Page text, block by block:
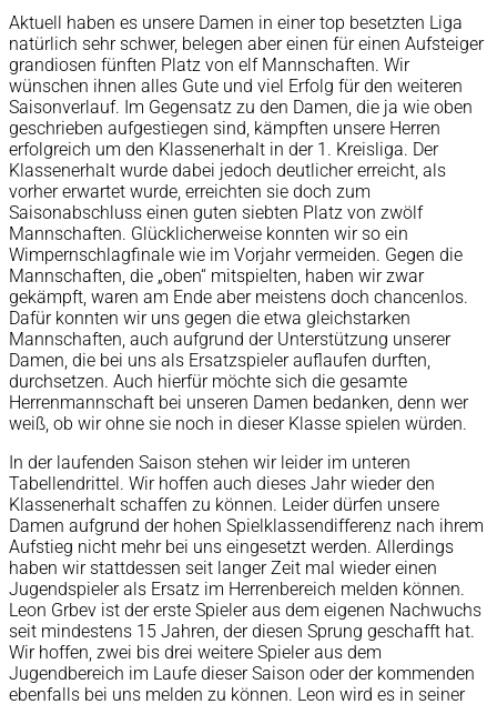
Aktuell haben es unsere Damen in einer top besetzten Liga
natürlich sehr schwer, belegen aber einen für einen Aufsteiger
grandiosen fünften Platz von elf Mannschaften. Wir
wünschen ihnen alles Gute und viel Erfolg für den weiteren
Saisonverlauf. Im Gegensatz zu den Damen, die ja wie oben
geschrieben aufgestiegen sind, kämpften unsere Herren
erfolgreich um den Klassenerhalt in der 1. Kreisliga. Der
Klassenerhalt wurde dabei jedoch deutlicher erreicht, als
vorher erwartet wurde, erreichten sie doch zum
Saisonabschluss einen guten siebten Platz von zwölf
Mannschaften. Glücklicherweise konnten wir so ein
Wimpernschlagfinale wie im Vorjahr vermeiden. Gegen die
Mannschaften, die „oben“ mitspielten, haben wir zwar
gekämpft, waren am Ende aber meistens doch chancenlos.
Dafür konnten wir uns gegen die etwa gleichstarken
Mannschaften, auch aufgrund der Unterstützung unserer
Damen, die bei uns als Ersatzspieler auflaufen durften,
durchsetzen. Auch hierfür möchte sich die gesamte
Herrenmannschaft bei unseren Damen bedanken, denn wer
weiß, ob wir ohne sie noch in dieser Klasse spielen würden.
In der laufenden Saison stehen wir leider im unteren
Tabellendrittel. Wir hoffen auch dieses Jahr wieder den
Klassenerhalt schaffen zu können. Leider dürfen unsere
Damen aufgrund der hohen Spielklassendifferenz nach ihrem
Aufstieg nicht mehr bei uns eingesetzt werden. Allerdings
haben wir stattdessen seit langer Zeit mal wieder einen
Jugendspieler als Ersatz im Herrenbereich melden können.
Leon Grbev ist der erste Spieler aus dem eigenen Nachwuchs
seit mindestens 15 Jahren, der diesen Sprung geschafft hat.
Wir hoffen, zwei bis drei weitere Spieler aus dem
Jugendbereich im Laufe dieser Saison oder der kommenden
ebenfalls bei uns melden zu können. Leon wird es in seiner